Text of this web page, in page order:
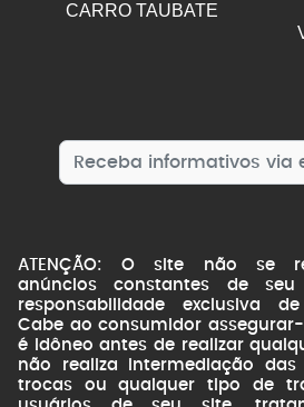
CARRO TAUBATE
ATENÇÃO: O site não se
anúncios constantes de
responsabilidade exclusiva
Cabe ao consumidor
é idôneo antes de realizar
não realiza intermediação
trocas ou qualquer tipo de